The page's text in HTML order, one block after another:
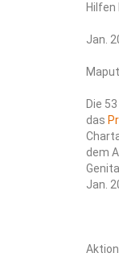
Hilfen
Jan.
Die
das
dem
Jan.